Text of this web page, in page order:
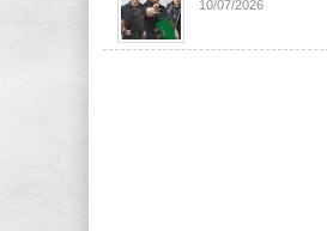
10/07/2026